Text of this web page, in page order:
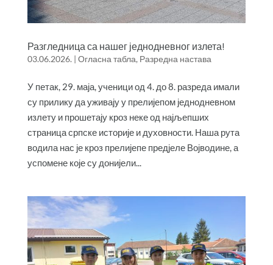
Разгледница са нашег једнодневног излета!
03.06.2026. | Огласна табла, Разредна настава
У петак, 29. маја, ученици од 4. до 8. разреда имали
су прилику да уживају у прелијепом једнодневном
излету и прошетају кроз неке од најљепших
страница српске историје и духовности. Наша рута
водила нас је кроз прелијепе предјеле Војводине, а
успомене које су донијели...